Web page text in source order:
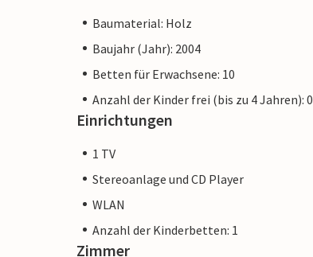
Baumaterial: Holz
Baujahr (Jahr): 2004
Betten für Erwachsene: 10
Anzahl der Kinder frei (bis zu 4 Jahren): 0
Einrichtungen
1 TV
Stereoanlage und CD Player
WLAN
Anzahl der Kinderbetten: 1
Zimmer